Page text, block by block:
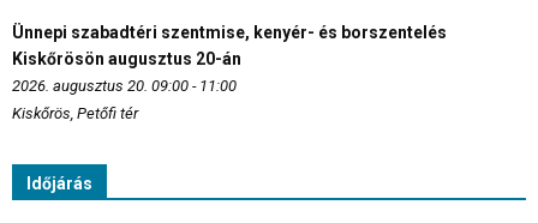
Ünnepi szabadtéri szentmise, kenyér- és borszentelés
Kiskőrösön augusztus 20-án
2026. augusztus 20. 09:00 - 11:00
Kiskőrös, Petőfi tér
Időjárás